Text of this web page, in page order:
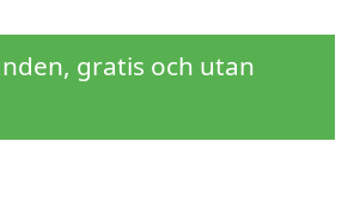
gratis och utan